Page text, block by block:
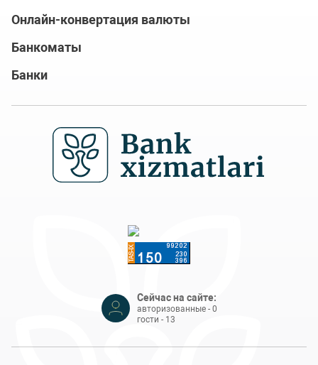
Онлайн-конвертация валюты
Банкоматы
Банки
Сейчас на сайте:
авторизованные - 0
гости - 13